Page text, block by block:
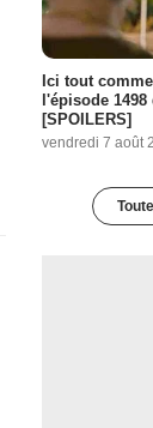
Ici tout
l'épisode
[SPOILERS]
vendredi 7 août